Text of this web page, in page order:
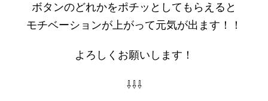
ボタンのどれかをポチッとしてもらえると
モチベーションが上がって元気が出ます！！
よろしくお願いします！
⇩⇩⇩